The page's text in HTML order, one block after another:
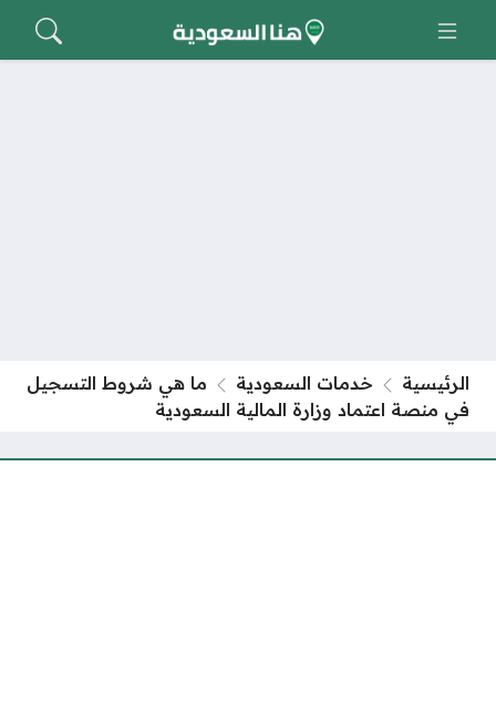
الرئيسية خدمات السعودية
ما هي شروط التسجيل
في منصة اعتماد وزارة المالية السعودية